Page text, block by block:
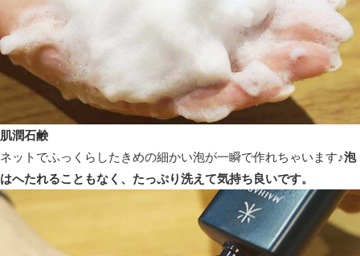
肌潤石鹸
ネットでふっくらしたきめの細かい泡が一瞬で作れちゃいます♪泡
はへたれることもなく、たっぷり洗えて気持ち良いです。